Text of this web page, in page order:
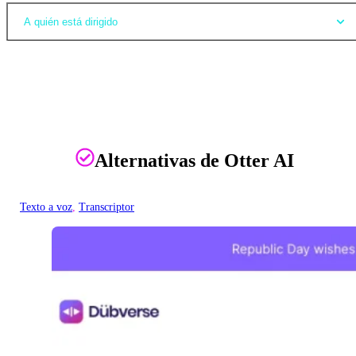
A quién está dirigido
Alternativas de Otter AI
Texto a voz, Transcriptor